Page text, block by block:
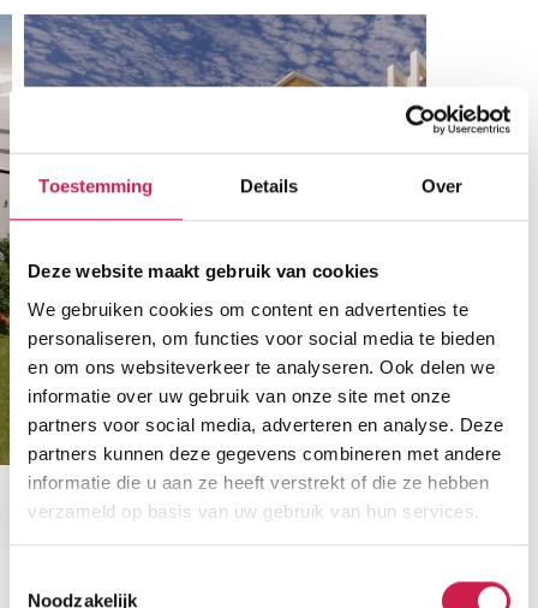
Toestemming Details Over
Deze website maakt gebruik van cookies
We gebruiken cookies om content en advertenties te
personaliseren, om functies voor social media te bieden
en om ons websiteverkeer te analyseren. Ook delen we
informatie over uw gebruik van onze site met onze
partners voor social media, adverteren en analyse. Deze
partners kunnen deze gegevens combineren met andere
informatie die u aan ze heeft verstrekt of die ze hebben
verzameld op basis van uw gebruik van hun services.
Noodzakelijk